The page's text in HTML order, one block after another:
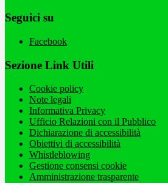
Seguici su
Facebook
Sezione Link Utili
Cookie policy
Note legali
Informativa Privacy
Ufficio Relazioni con il Pubblico
Dichiarazione di accessibilità
Obiettivi di accessibilità
Whistleblowing
Gestione consensi cookie
Amministrazione trasparente